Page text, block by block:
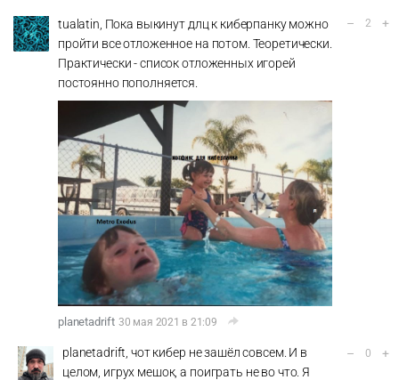
tualatin, Пока выкинут длц к киберпанку можно
пройти все отложенное на потом. Теоретически.
Практически - список отложенных игорей
постоянно пополняется.
planetadrift 30 мая 2021 в 21:09
– 2 +
planetadrift, чот кибер не зашёл совсем. И в
целом, игрух мешок, а поиграть не во что. Я
– 0 +